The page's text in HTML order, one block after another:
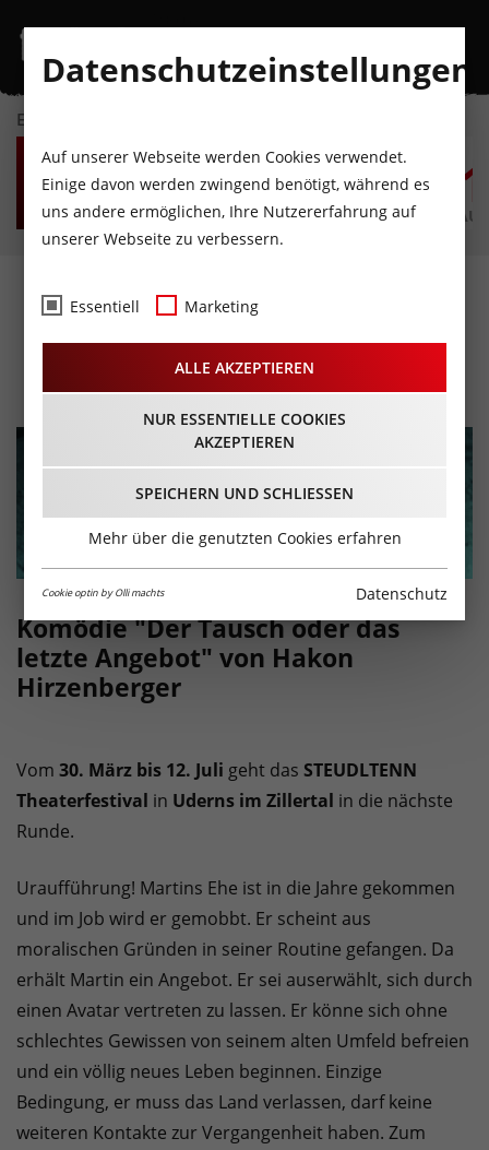
EVENTKALENDER
SO
9
AUGUST
MO
10
AUGUST
DI
11
AUGUST
MI
12
AUGUST
DO
13
AUGUST
STEUDLTENN - Der Tausch
oder das letzte Angebot
25.06.2026 - Beginn 20:00 Uhr
Komödie "Der Tausch oder das
letzte Angebot" von Hakon
Hirzenberger
Vom 30. März bis 12. Juli geht das STEUDLTENN
Theaterfestival in Uderns im Zillertal in die nächste
Runde.
Uraufführung! Martins Ehe ist in die Jahre gekommen
und im Job wird er gemobbt. Er scheint aus
moralischen Gründen in seiner Routine gefangen. Da
erhält Martin ein Angebot. Er sei auserwählt, sich durch
einen Avatar vertreten zu lassen. Er könne sich ohne
schlechtes Gewissen von seinem alten Umfeld befreien
und ein völlig neues Leben beginnen. Einzige
Bedingung, er muss das Land verlassen, darf keine
weiteren Kontakte zur Vergangenheit haben. Zum
Datenschutzeinstellungen
Auf unserer Webseite werden Cookies verwendet.
Einige davon werden zwingend benötigt, während es
uns andere ermöglichen, Ihre Nutzererfahrung auf
unserer Webseite zu verbessern.
Essentiell Marketing
ALLE AKZEPTIEREN
NUR ESSENTIELLE COOKIES
AKZEPTIEREN
SPEICHERN UND SCHLIESSEN
Mehr über die genutzten Cookies erfahren
Cookie optin by Olli machts Datenschutz